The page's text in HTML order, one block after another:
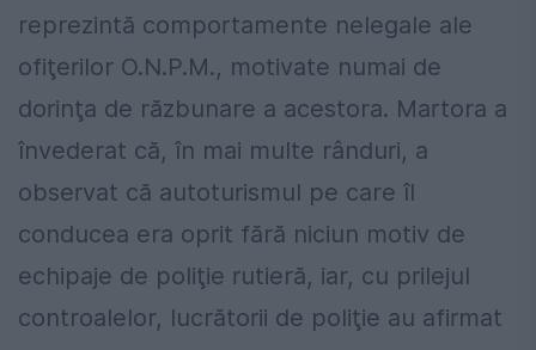
reprezintă comportamente nelegale ale
ofiţerilor O.N.P.M., motivate numai de
dorinţa de răzbunare a acestora. Martora a
învederat că, în mai multe rânduri, a
observat că autoturismul pe care îl
conducea era oprit fără niciun motiv de
echipaje de poliţie rutieră, iar, cu prilejul
controalelor, lucrătorii de poliţie au afirmat